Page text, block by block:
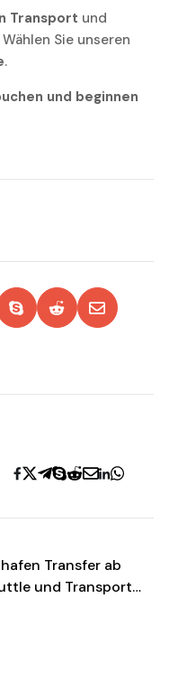
Transport und
Sie unseren
.
und beginnen
Transfer ab
und Transport